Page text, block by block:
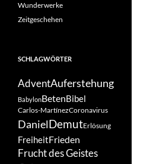
Wunderwerke
Zeitgeschehen
SCHLAGWÖRTER
AdventAuferstehung
BabylonBetenBibel
Carlos-MartínezCoronavirus
DanielDemutErlösung
FreiheitFrieden
Frucht des Geistes